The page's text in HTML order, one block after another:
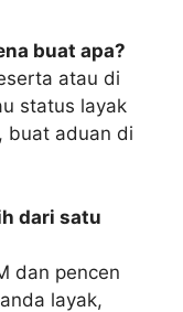
buat apa?
atau di
status layak
buat aduan di
dari satu
dan pencen
layak,